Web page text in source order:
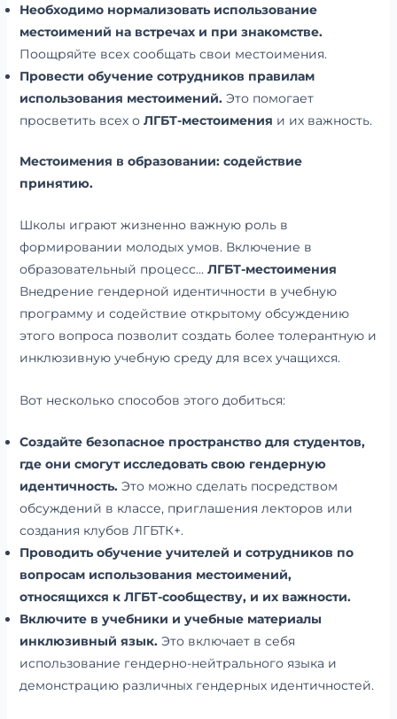
Необходимо нормализовать использование
местоимений на встречах и при знакомстве.
Поощряйте всех сообщать свои местоимения.
Провести обучение сотрудников правилам
использования местоимений.Это помогает
просветить всех о ЛГБТ-местоимения и их важность.
Местоимения в образовании: содействие
принятию.
Школы играют жизненно важную роль в
формировании молодых умов. Включение в
образовательный процесс... ЛГБТ-местоимения
Внедрение гендерной идентичности в учебную
программу и содействие открытому обсуждению
этого вопроса позволит создать более толерантную и
инклюзивную учебную среду для всех учащихся.
Вот несколько способов этого добиться:
Создайте безопасное пространство для студентов,
где они смогут исследовать свою гендерную
идентичность.Это можно сделать посредством
обсуждений в классе, приглашения лекторов или
создания клубов ЛГБТК+.
Проводить обучение учителей и сотрудников по
вопросам использования местоимений,
относящихся к ЛГБТ-сообществу, и их важности.
Включите в учебники и учебные материалы
инклюзивный язык.Это включает в себя
использование гендерно-нейтрального языка и
демонстрацию различных гендерных идентичностей.